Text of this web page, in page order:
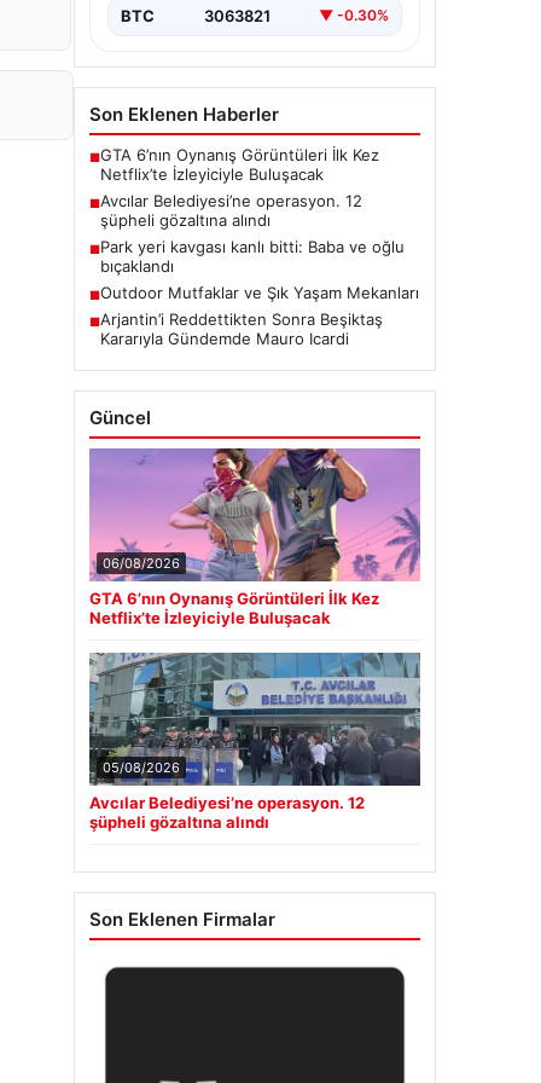
BTC 3063821 ▼ -0.30%
Son Eklenen Haberler
■GTA 6’nın Oynanış Görüntüleri İlk Kez
Netflix’te İzleyiciyle Buluşacak
■Avcılar Belediyesi’ne operasyon. 12
şüpheli gözaltına alındı
■Park yeri kavgası kanlı bitti: Baba ve oğlu
bıçaklandı
■Outdoor Mutfaklar ve Şık Yaşam Mekanları
■Arjantin’i Reddettikten Sonra Beşiktaş
Kararıyla Gündemde Mauro Icardi
Güncel
06/08/2026
GTA 6’nın Oynanış Görüntüleri İlk Kez
Netflix’te İzleyiciyle Buluşacak
05/08/2026
Avcılar Belediyesi’ne operasyon. 12
şüpheli gözaltına alındı
Son Eklenen Firmalar